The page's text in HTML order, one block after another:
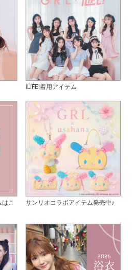
iLiFE!着用アイテム
こ
サンリオコラボアイテム発売中♪